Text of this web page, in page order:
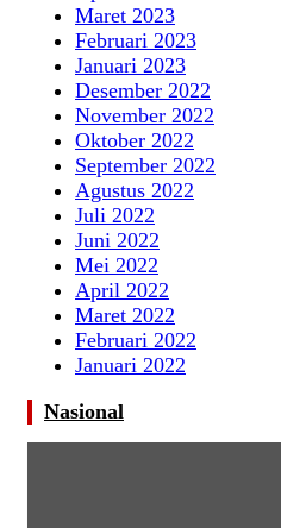
Maret 2023
Februari 2023
Januari 2023
Desember 2022
November 2022
Oktober 2022
September 2022
Agustus 2022
Juli 2022
Juni 2022
Mei 2022
April 2022
Maret 2022
Februari 2022
Januari 2022
Nasional